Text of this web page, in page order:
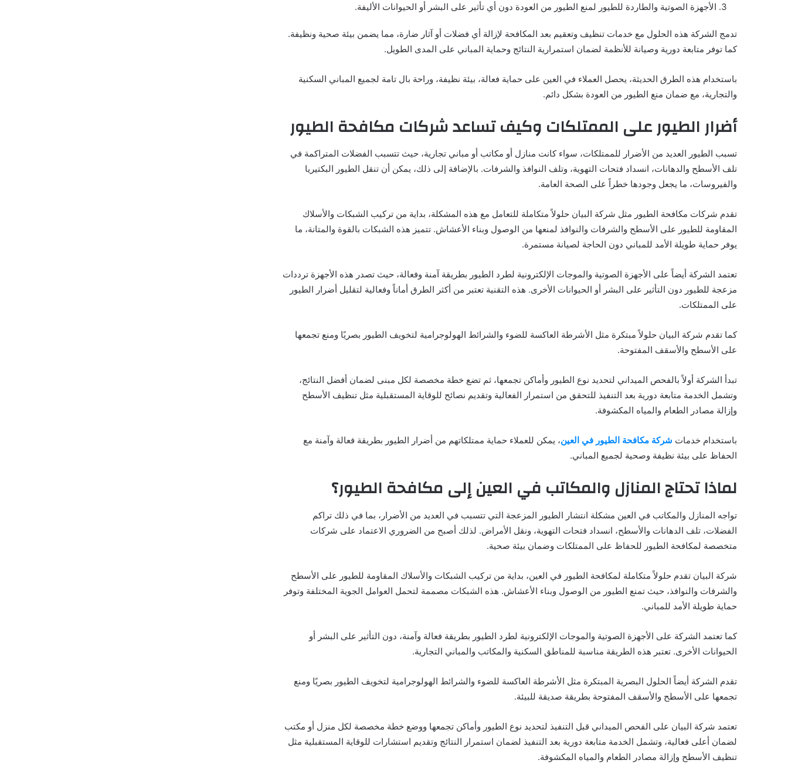
الأجهزة الصوتية والطاردة للطيور لمنع الطيور من العودة دون أي تأثير على البشر أو الحيوانات الأليفة.
تدمج الشركة هذه الحلول مع خدمات تنظيف وتعقيم بعد المكافحة لإزالة أي فضلات أو آثار ضارة، مما يضمن بيئة صحية ونظيفة.
كما توفر متابعة دورية وصيانة للأنظمة لضمان استمرارية النتائج وحماية المباني على المدى الطويل.
باستخدام هذه الطرق الحديثة، يحصل العملاء في العين على حماية فعالة، بيئة نظيفة، وراحة بال تامة لجميع المباني السكنية
والتجارية، مع ضمان منع الطيور من العودة بشكل دائم.
أضرار الطيور على الممتلكات وكيف تساعد شركات مكافحة الطيور
تسبب الطيور العديد من الأضرار للممتلكات، سواء كانت منازل أو مكاتب أو مباني تجارية، حيث تتسبب الفضلات المتراكمة في
تلف الأسطح والدهانات، انسداد فتحات التهوية، وتلف النوافذ والشرفات. بالإضافة إلى ذلك، يمكن أن تنقل الطيور البكتيريا
والفيروسات، ما يجعل وجودها خطراً على الصحة العامة.
تقدم شركات مكافحة الطيور مثل شركة البيان حلولاً متكاملة للتعامل مع هذه المشكلة، بداية من تركيب الشبكات والأسلاك
المقاومة للطيور على الأسطح والشرفات والنوافذ لمنعها من الوصول وبناء الأعشاش. تتميز هذه الشبكات بالقوة والمتانة، ما
يوفر حماية طويلة الأمد للمباني دون الحاجة لصيانة مستمرة.
تعتمد الشركة أيضاً على الأجهزة الصوتية والموجات الإلكترونية لطرد الطيور بطريقة آمنة وفعالة، حيث تصدر هذه الأجهزة ترددات
مزعجة للطيور دون التأثير على البشر أو الحيوانات الأخرى. هذه التقنية تعتبر من أكثر الطرق أماناً وفعالية لتقليل أضرار الطيور
على الممتلكات.
كما تقدم شركة البيان حلولاً مبتكرة مثل الأشرطة العاكسة للضوء والشرائط الهولوجرامية لتخويف الطيور بصريًا ومنع تجمعها
على الأسطح والأسقف المفتوحة.
تبدأ الشركة أولاً بالفحص الميداني لتحديد نوع الطيور وأماكن تجمعها، ثم تضع خطة مخصصة لكل مبنى لضمان أفضل النتائج،
وتشمل الخدمة متابعة دورية بعد التنفيذ للتحقق من استمرار الفعالية وتقديم نصائح للوقاية المستقبلية مثل تنظيف الأسطح
وإزالة مصادر الطعام والمياه المكشوفة.
باستخدام خدمات شركة مكافحة الطيور في العين، يمكن للعملاء حماية ممتلكاتهم من أضرار الطيور بطريقة فعالة وآمنة مع
الحفاظ على بيئة نظيفة وصحية لجميع المباني.
لماذا تحتاج المنازل والمكاتب في العين إلى مكافحة الطيور؟
تواجه المنازل والمكاتب في العين مشكلة انتشار الطيور المزعجة التي تتسبب في العديد من الأضرار، بما في ذلك تراكم
الفضلات، تلف الدهانات والأسطح، انسداد فتحات التهوية، ونقل الأمراض. لذلك أصبح من الضروري الاعتماد على شركات
متخصصة لمكافحة الطيور للحفاظ على الممتلكات وضمان بيئة صحية.
شركة البيان تقدم حلولاً متكاملة لمكافحة الطيور في العين، بداية من تركيب الشبكات والأسلاك المقاومة للطيور على الأسطح
والشرفات والنوافذ، حيث تمنع الطيور من الوصول وبناء الأعشاش. هذه الشبكات مصممة لتحمل العوامل الجوية المختلفة وتوفر
حماية طويلة الأمد للمباني.
كما تعتمد الشركة على الأجهزة الصوتية والموجات الإلكترونية لطرد الطيور بطريقة فعالة وآمنة، دون التأثير على البشر أو
الحيوانات الأخرى. تعتبر هذه الطريقة مناسبة للمناطق السكنية والمكاتب والمباني التجارية.
تقدم الشركة أيضاً الحلول البصرية المبتكرة مثل الأشرطة العاكسة للضوء والشرائط الهولوجرامية لتخويف الطيور بصريًا ومنع
تجمعها على الأسطح والأسقف المفتوحة بطريقة صديقة للبيئة.
تعتمد شركة البيان على الفحص الميداني قبل التنفيذ لتحديد نوع الطيور وأماكن تجمعها ووضع خطة مخصصة لكل منزل أو مكتب
لضمان أعلى فعالية، وتشمل الخدمة متابعة دورية بعد التنفيذ لضمان استمرار النتائج وتقديم استشارات للوقاية المستقبلية مثل
تنظيف الأسطح وإزالة مصادر الطعام والمياه المكشوفة.